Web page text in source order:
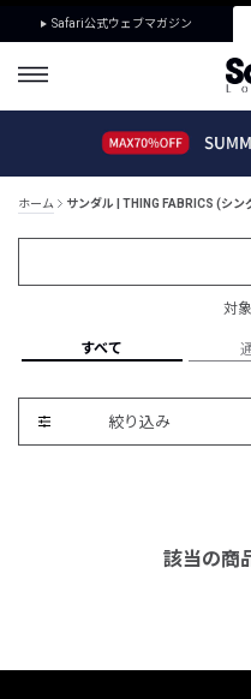
Safari公式ウェブマガジン
ホーム サンダル | THING FABRICS (シン
対
すべて
絞り込み
該当の商